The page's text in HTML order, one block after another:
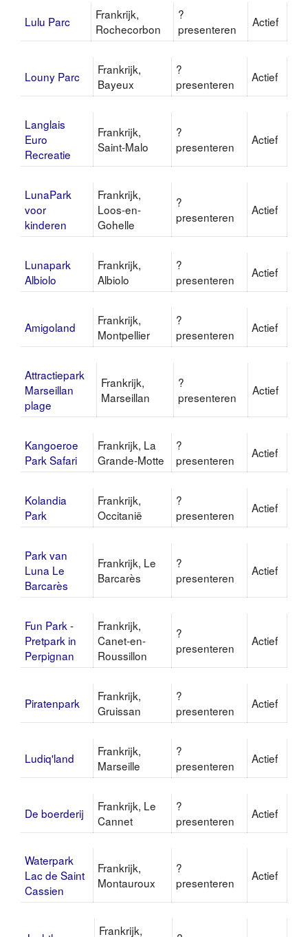
Lulu Parc
Frankrijk,
Rochecorbon
?
presenteren
Actief
Louny Parc
Frankrijk,
Bayeux
?
presenteren
Actief
Langlais
Euro
Recreatie
Frankrijk,
Saint-Malo
?
presenteren
Actief
LunaPark
voor
kinderen
Frankrijk,
Loos-en-
Gohelle
?
presenteren
Actief
Lunapark
Albiolo
Frankrijk,
Albiolo
?
presenteren
Actief
Amigoland
Frankrijk,
Montpellier
?
presenteren
Actief
Attractiepark
Marseillan
plage
Frankrijk,
Marseillan
?
presenteren
Actief
Kangoeroe
Park Safari
Frankrijk, La
Grande-Motte
?
presenteren
Actief
Kolandia
Park
Frankrijk,
Occitanië
?
presenteren
Actief
Park van
Luna Le
Barcarès
Frankrijk, Le
Barcarès
?
presenteren
Actief
Fun Park -
Pretpark in
Perpignan
Frankrijk,
Canet-en-
Roussillon
?
presenteren
Actief
Piratenpark
Frankrijk,
Gruissan
?
presenteren
Actief
Ludiq'land
Frankrijk,
Marseille
?
presenteren
Actief
De boerderij
Frankrijk, Le
Cannet
?
presenteren
Actief
Waterpark
Lac de Saint
Cassien
Frankrijk,
Montauroux
?
presenteren
Actief
Frankrijk,